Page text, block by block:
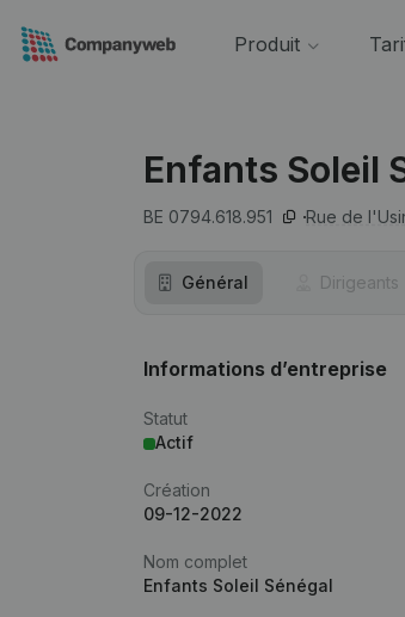
Produit
Enfants Soleil
BE 0794.618.951 Rue de
Général Dirigeants
Informations d’entreprise
Statut
Actif
Création
09-12-2022
Nom complet
Enfants Soleil Sénégal